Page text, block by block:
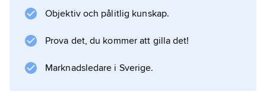
under 00-talet knappt 1 procent per år.
Objektiv och pålitlig kunskap.
Prova det, du kommer att gilla det!
Marknadsledare i Sverige.